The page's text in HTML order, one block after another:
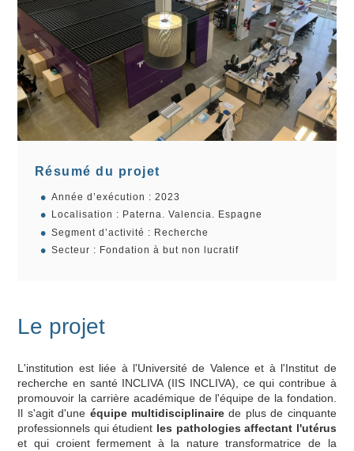
Résumé du projet
Année d’exécution : 2023
Localisation : Paterna. Valencia. Espagne
Segment d’activité : Recherche
Secteur : Fondation à but non lucratif
Le projet
L'institution est liée à l'Université de Valence et à l'Institut de
recherche en santé INCLIVA (IIS INCLIVA), ce qui contribue à
promouvoir la carrière académique de l'équipe de la fondation.
Il s'agit d'une équipe multidisciplinaire de plus de cinquante
professionnels qui étudient les pathologies affectant l'utérus
et qui croient fermement à la nature transformatrice de la